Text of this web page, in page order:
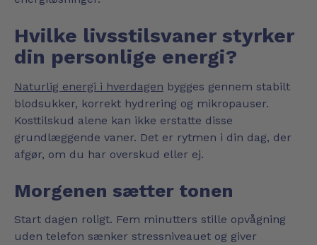
Hvilke livsstilsvaner styrker
din personlige energi?
Naturlig energi i hverdagen bygges gennem stabilt
blodsukker, korrekt hydrering og mikropauser.
Kosttilskud alene kan ikke erstatte disse
grundlæggende vaner. Det er rytmen i din dag, der
afgør, om du har overskud eller ej.
Morgenen sætter tonen
Start dagen roligt. Fem minutters stille opvågning
uden telefon sænker stressniveauet og giver